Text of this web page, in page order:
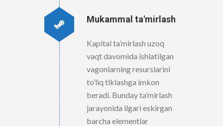
Mukammal ta'mirlash
Kapital ta’mirlash uzoq
vaqt davomida ishlatilgan
vagonlarning resurslarini
to’liq tiklashga imkon
beradi. Bunday ta’mirlash
jarayonida ilgari eskirgan
barcha elementlar